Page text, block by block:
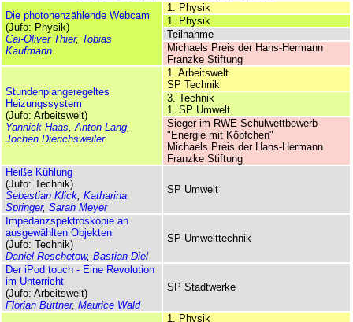
Die photonenzählende Webcam
(Jufo: Physik)
Cai-Oliver Thier, Tobias
Kaufmann
1. Physik
1. Physik
Teilnahme
Michaels Preis der Hans-Hermann
Franzke Stiftung
Stundenplan­geregeltes
Heizungssystem
(Jufo: Arbeitswelt)
Yannick Haas Anton Lang
Jochen Dierichsweiler
1. Arbeitswelt
SP Technik
3. Technik
1. SP Umwelt
Sieger im RWE Schul­wett­bewerb
"Energie mit Köpfchen"
Michaels Preis der Hans-Hermann
Franzke Stiftung
Heiße Kühlung
(Jufo: Technik)
Sebastian Klick Katharina
Springer, Sarah Meyer
SP Umwelt
Impedanz­spektroskopie an
ausgewählten Objekten
(Jufo: Technik)
Daniel Reschetow, Bastian Diel
SP Umwelttechnik
Der iPod touch - Eine Revolution
im Unterricht
(Jufo: Arbeitswelt)
Florian Büttner, Maurice Wald
SP Stadtwerke
1. Physik